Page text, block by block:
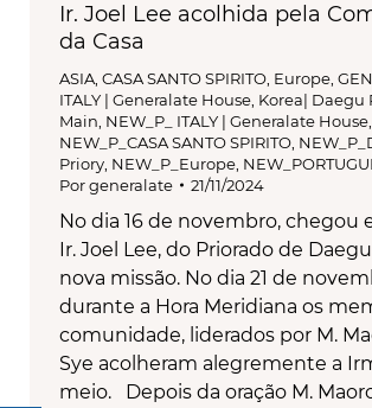
Ir. Joel Lee acolhida pela
da Casa
ASIA CASA SANTO SPIRITO Europe
ITALY | Generalate House Korea| Daegu
Main NEW_P_ ITALY | Generalate House
NEW_P_CASA SANTO SPIRITO
Priory NEW_P_Europe
Porgeneralate 21/11/2024
No dia 16 de novembro, chegou
Ir. Joel Lee, do Priorado de
nova missão. No dia 21 de
durante a Hora Meridiana os
comunidade, liderados por M.
Sye acolheram alegremente a
meio. Depois da oração M.